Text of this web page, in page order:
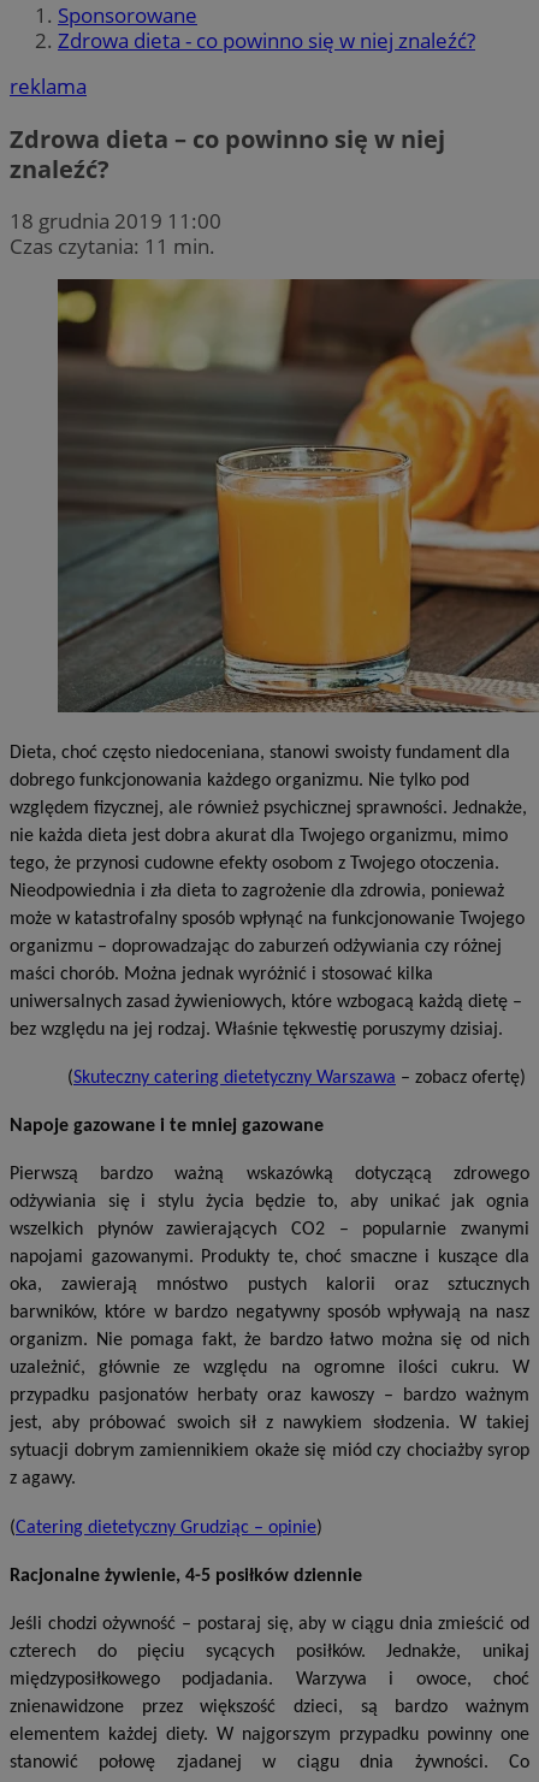
Sponsorowane
Zdrowa dieta - co powinno się w niej znaleźć?
reklama
Zdrowa dieta – co powinno się w niej
znaleźć?
18 grudnia 2019 11:00
Czas czytania: 11 min.
Dieta, choć często niedoceniana, stanowi swoisty fundament dla
dobrego funkcjonowania każdego organizmu. Nie tylko pod
względem fizycznej, ale również psychicznej sprawności. Jednakże,
nie każda dieta jest dobra akurat dla Twojego organizmu, mimo
tego, że przynosi cudowne efekty osobom z Twojego otoczenia.
Nieodpowiednia i zła dieta to zagrożenie dla zdrowia, ponieważ
może w katastrofalny sposób wpłynąć na funkcjonowanie Twojego
organizmu – doprowadzając do zaburzeń odżywiania czy różnej
maści chorób. Można jednak wyróżnić i stosować kilka
uniwersalnych zasad żywieniowych, które wzbogacą każdą dietę –
bez względu na jej rodzaj. Właśnie tękwestię poruszymy dzisiaj.
(Skuteczny catering dietetyczny Warszawa – zobacz ofertę)
Napoje gazowane i te mniej gazowane
Pierwszą bardzo ważną wskazówką dotyczącą zdrowego
odżywiania się i stylu życia będzie to, aby unikać jak ognia
wszelkich płynów zawierających CO2 – popularnie zwanymi
napojami gazowanymi. Produkty te, choć smaczne i kuszące dla
oka, zawierają mnóstwo pustych kalorii oraz sztucznych
barwników, które w bardzo negatywny sposób wpływają na nasz
organizm. Nie pomaga fakt, że bardzo łatwo można się od nich
uzależnić, głównie ze względu na ogromne ilości cukru. W
przypadku pasjonatów herbaty oraz kawoszy – bardzo ważnym
jest, aby próbować swoich sił z nawykiem słodzenia. W takiej
sytuacji dobrym zamiennikiem okaże się miód czy chociażby syrop
z agawy.
(Catering dietetyczny Grudziąc – opinie)
Racjonalne żywienie, 4-5 posiłków dziennie
Jeśli chodzi ożywność – postaraj się, aby w ciągu dnia zmieścić od
czterech do pięciu sycących posiłków. Jednakże, unikaj
międzyposiłkowego podjadania. Warzywa i owoce, choć
znienawidzone przez większość dzieci, są bardzo ważnym
elementem każdej diety. W najgorszym przypadku powinny one
stanowić połowę zjadanej w ciągu dnia żywności. Co